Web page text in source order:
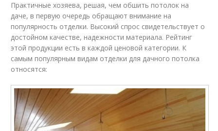
Практичные хозяева, решая, чем обшить потолок на
даче, в первую очередь обращают внимание на
популярность отделки. Высокий спрос свидетельствует о
достойном качестве, надежности материала. Рейтинг
этой продукции есть в каждой ценовой категории. К
самым популярным видам отделки для дачного потолка
относятся: